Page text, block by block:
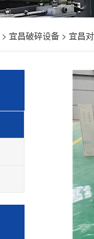
> 宜昌破碎设备 > 宜昌